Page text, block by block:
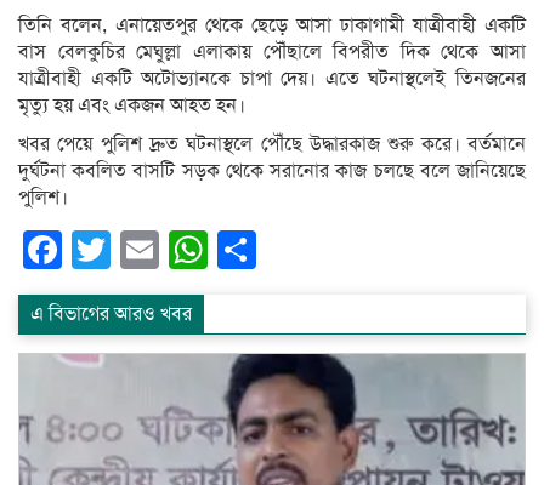
তিনি বলেন, এনায়েতপুর থেকে ছেড়ে আসা ঢাকাগামী যাত্রীবাহী একটি
বাস বেলকুচির মেঘুল্লা এলাকায় পৌঁছালে বিপরীত দিক থেকে আসা
যাত্রীবাহী একটি অটোভ্যানকে চাপা দেয়। এতে ঘটনাস্থলেই তিনজনের
মৃত্যু হয় এবং একজন আহত হন।
খবর পেয়ে পুলিশ দ্রুত ঘটনাস্থলে পৌঁছে উদ্ধারকাজ শুরু করে। বর্তমানে
দুর্ঘটনা কবলিত বাসটি সড়ক থেকে সরানোর কাজ চলছে বলে জানিয়েছে
পুলিশ।
Facebook
Twitter
EmailWhatsApp
এ বিভাগের আরও খবর